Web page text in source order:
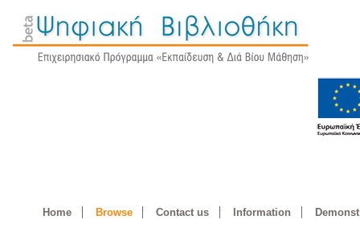
Home Browse Contact us Information